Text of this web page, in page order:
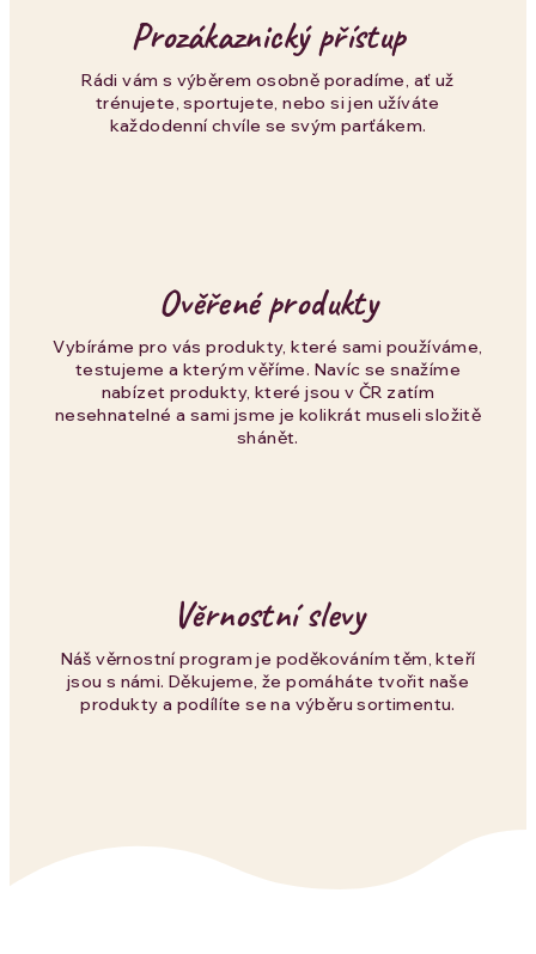
p
r
v
ý
p
i
s
Prozákaznický přístup
Rádi vám s výběrem osobně poradíme, ať už
trénujete, sportujete, nebo si jen užíváte
každodenní chvíle se svým parťákem.
Ověřené produkty
Vybíráme pro vás produkty, které sami používáme,
testujeme a kterým věříme. Navíc se snažíme
nabízet produkty, které jsou v ČR zatím
nesehnatelné a sami jsme je kolikrát museli složitě
shánět.
Věrnostní slevy
Náš věrnostní program je poděkováním těm, kteří
jsou s námi. Děkujeme, že pomáháte tvořit naše
produkty a podílíte se na výběru sortimentu.